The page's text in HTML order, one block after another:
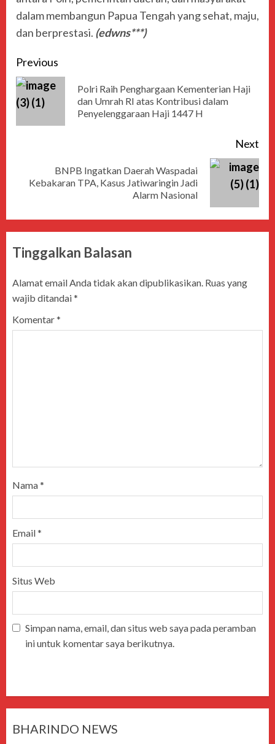
dalam membangun Papua Tengah yang sehat, maju,
dan berprestasi. (edwns***)
Previous
Polri Raih Penghargaan Kementerian Haji
dan Umrah RI atas Kontribusi dalam
Penyelenggaraan Haji 1447 H
Next
BNPB Ingatkan Daerah Waspadai
Kebakaran TPA, Kasus Jatiwaringin Jadi
Alarm Nasional
Tinggalkan Balasan
Alamat email Anda tidak akan dipublikasikan. Ruas yang
wajib ditandai*
Komentar*
Nama*
Email*
Situs Web
Simpan nama, email, dan situs web saya pada peramban
ini untuk komentar saya berikutnya.
BHARINDO NEWS